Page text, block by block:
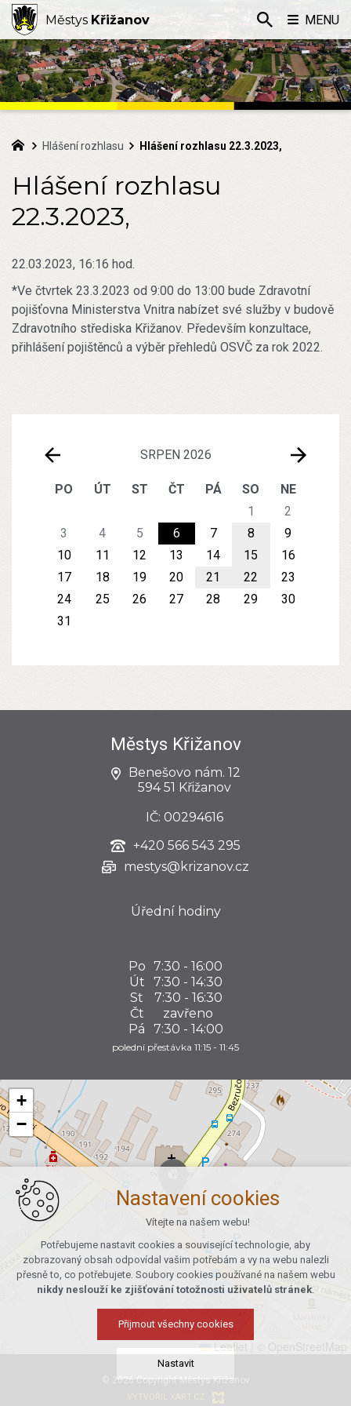
SRPEN 2026
PO ÚT ST ČT PÁ SO
NE
1
2
3
4 5 6 7 8
9
10
11 12 13 14 15
16
17
18 19 20 21 22
23
24
25 26 27 28 29
30
31
Hlášení rozhlasu Hlášení rozhlasu 22.3.2023,
Hlášení rozhlasu
22.3.2023,
22.03.2023, 16:16 hod.
*Ve čtvrtek 23.3.2023 od 9:00 do 13:00 bude Zdravotní
pojišťovna Ministerstva Vnitra nabízet své služby v budově
Zdravotního střediska Křižanov. Především konzultace,
přihlášení pojištěnců a výběr přehledů OSVČ za rok 2022.
Městys Křižanov
Benešovo nám. 12
594 51 Křižanov
IČ: 00294616
+420 566 543 295
mestys@krizanov.cz
Úřední hodiny
Po 7:30 - 16:00
Út
7:30 - 14:30
St
7:30 - 16:30
Čt
zavřeno
Pá
7:30 - 14:00
polední přestávka 11:15 - 11:45
+
−
Leaflet
© 2026 Copyright Městys Křižanov
Městys Křižanov MENU
Nastavení cookies
Vítejte na našem webu!
Potřebujeme nastavit cookies a související technologie, aby
zobrazovaný obsah odpovídal vašim potřebám a vy na webu nalezli
přesně to, co potřebujete. Soubory cookies používané na našem webu
nikdy neslouží ke zjišťování totožnosti uživatelů stránek.
Přijmout všechny cookies
Nastavit